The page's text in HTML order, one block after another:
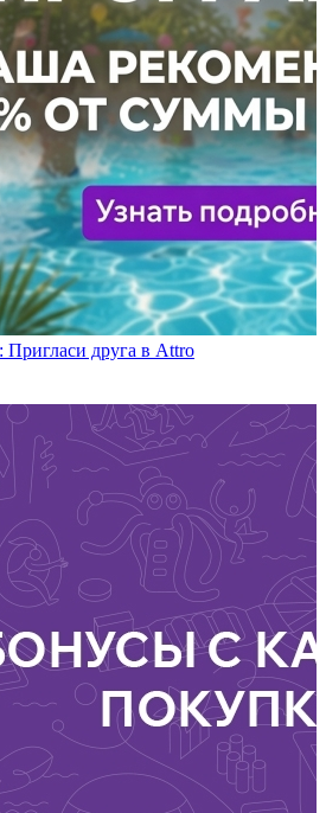
Пригласи друга в Attro